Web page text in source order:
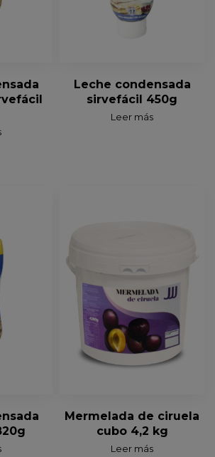
Leche condensada
sirvefácil 450g
Leer más
Mermelada de ciruela
cubo 4,2 kg
Leer más